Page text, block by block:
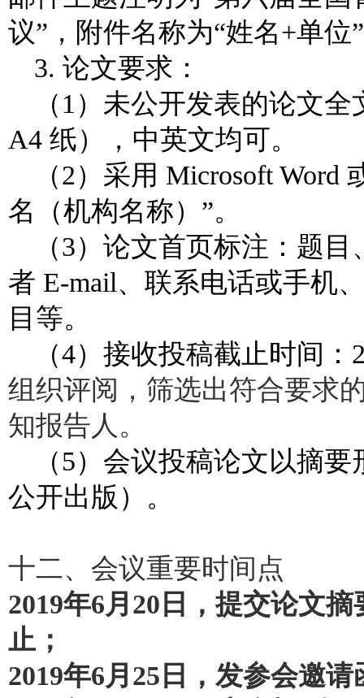
议”，附件名称为“姓名+单
3. 论文要求：
（1）未公开发表的论文
A4 纸），中英文均可。
（2）采用 Microsoft
名（机构名称）”。
（3）论文首页标注：题
者 E-mail、联系电话或手机
目等。
（4）接收投稿截止时间：
组织评阅，筛选出符合要求
知报告人。
（5）会议投稿论文以摘
公开出版）。
十二、会议重要时间点
2019年6月20日，提交论文
止；
2019年6月25日，发参会邀